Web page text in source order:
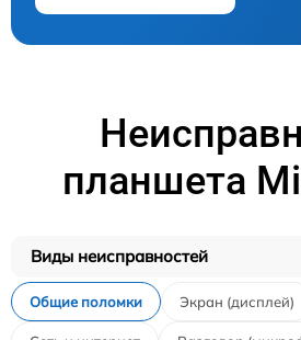
планшета
Виды неисправностей
Общие поломки Экран (дисплей)